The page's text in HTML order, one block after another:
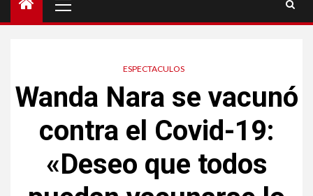
ESPECTACULOS
Wanda Nara se vacunó
contra el Covid-19:
«Deseo que todos